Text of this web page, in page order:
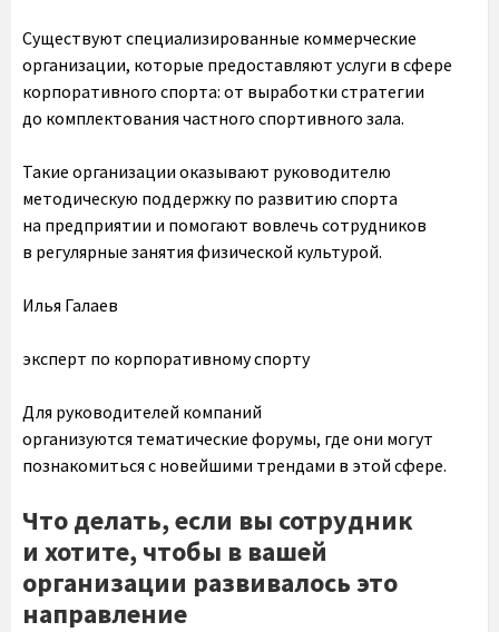
Существуют специализированные коммерческие
организации, которые предоставляют услуги в сфере
корпоративного спорта: от выработки стратегии
до комплектования частного спортивного зала.
Такие организации оказывают руководителю
методическую поддержку по развитию спорта
на предприятии и помогают вовлечь сотрудников
в регулярные занятия физической культурой.
Илья Галаев
эксперт по корпоративному спорту
Для руководителей компаний
организуются тематические форумы, где они могут
познакомиться с новейшими трендами в этой сфере.
Что делать, если вы сотрудник
и хотите, чтобы в вашей
организации развивалось это
направление